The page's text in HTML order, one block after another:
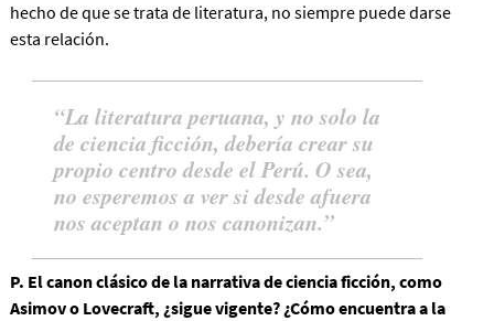
hecho de que se trata de literatura, no siempre puede darse
esta relación.
La literatura peruana, y no solo la
de ciencia ficción, debería crear su
propio centro desde el Perú. O sea,
no esperemos a ver si desde afuera
nos aceptan o nos canonizan.
P. El canon clásico de la narrativa de ciencia ficción, como
Asimov o Lovecraft, ¿sigue vigente? ¿Cómo encuentra a la